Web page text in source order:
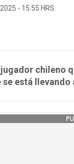
- 15:55 HRS.
chileno
está llevando